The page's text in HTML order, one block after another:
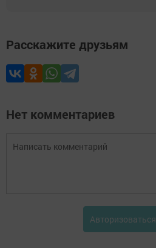
Расскажите друзьям
Нет комментариев
Авторизоваться